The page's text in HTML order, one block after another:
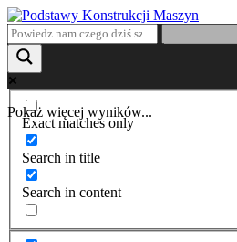
Pokaż więcej wyników...
Exact matches only
Search in title
Search in content